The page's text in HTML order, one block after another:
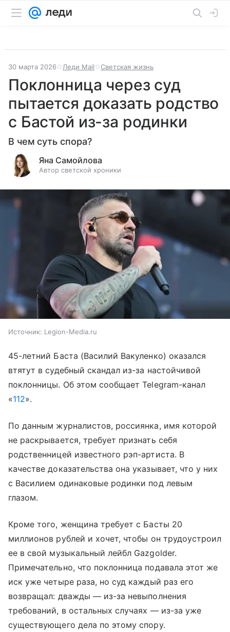
30 марта 2026 Леди Mail Светская жизнь
Поклонница через суд
пытается доказать родство
с Бастой из-за родинки
В чем суть спора?
Яна Самойлова
Автор светской хроники
Источник: Legion-Media.ru
45-летний Баста (Василий Вакуленко) оказался
втятут в судебный скандал из-за настойчивой
поклонницы. Об этом сообщает Telegram-канал
«112».
По данным журналистов, россиянка, имя которой
не раскрывается, требует признать себя
родственницей известного рэп-артиста. В
качестве доказательства она указывает, что у них
с Василием одинаковые родинки под левым
глазом.
Кроме того, женщина требует с Басты 20
миллионов рублей и хочет, чтобы он трудоустроил
ее в свой музыкальный лейбл Gazgolder.
Примечательно, что поклонница подавала этот же
иск уже четыре раза, но суд каждый раз его
возвращал: дважды — из-за невыполнения
требований, в остальных случаях — из-за уже
существующего дела по этому спору.